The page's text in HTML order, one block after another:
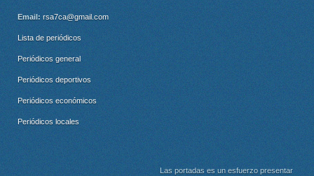
Email: rsa7ca@gmail.com
Lista de periódicos
Periódicos general
Periódicos deportivos
Periódicos económicos
Periódicos locales
Las portadas es un esfuerzo presentar